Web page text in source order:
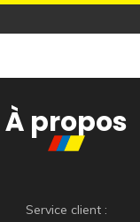
Réponse immédiate
À propos
Service client :